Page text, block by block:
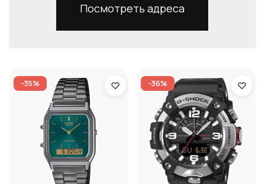
Посмотреть адреса
-35% -36%